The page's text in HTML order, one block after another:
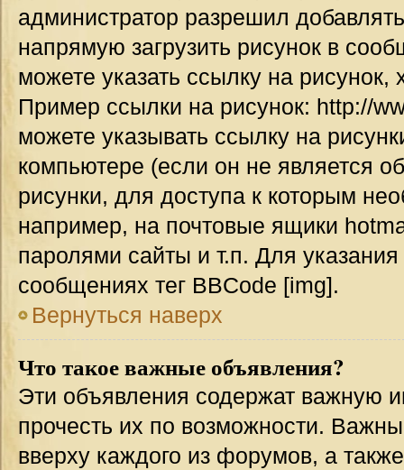
администратор разрешил
напрямую загрузить рисунок в
можете указать ссылку на
Пример ссылки на рисунок: http://
можете указывать ссылку на
компьютере (если он не является
рисунки, для доступа к которым
например, на почтовые ящики
паролями сайты и т.п. Для
сообщениях тег BBCode [img].
Вернуться наверх
Что такое важные объявления?
Эти объявления содержат
прочесть их по возможности.
вверху каждого из форумов, а